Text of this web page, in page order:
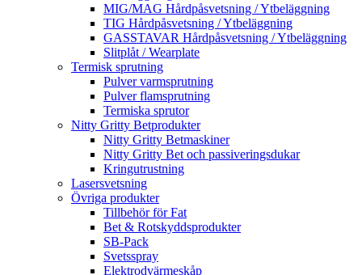
MIG/MAG Hårdpåsvetsning / Ytbeläggning
TIG Hårdpåsvetsning / Ytbeläggning
GASSTAVAR Hårdpåsvetsning / Ytbeläggning
Slitplåt / Wearplate
Termisk sprutning
Pulver varmsprutning
Pulver flamsprutning
Termiska sprutor
Nitty Gritty Betprodukter
Nitty Gritty Betmaskiner
Nitty Gritty Bet och passiveringsdukar
Kringutrustning
Lasersvetsning
Övriga produkter
Tillbehör för Fat
Bet & Rotskyddsprodukter
SB-Pack
Svetsspray
Elektrodvärmeskåp